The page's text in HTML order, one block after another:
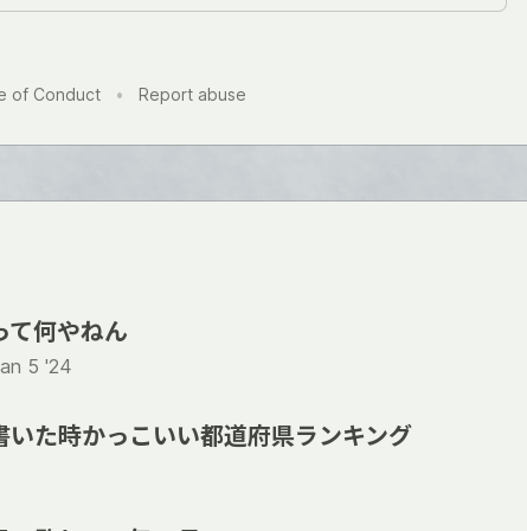
of Conduct • Report abuse
て何やねん
5 '24
いた時かっこいい都道府県ランキング